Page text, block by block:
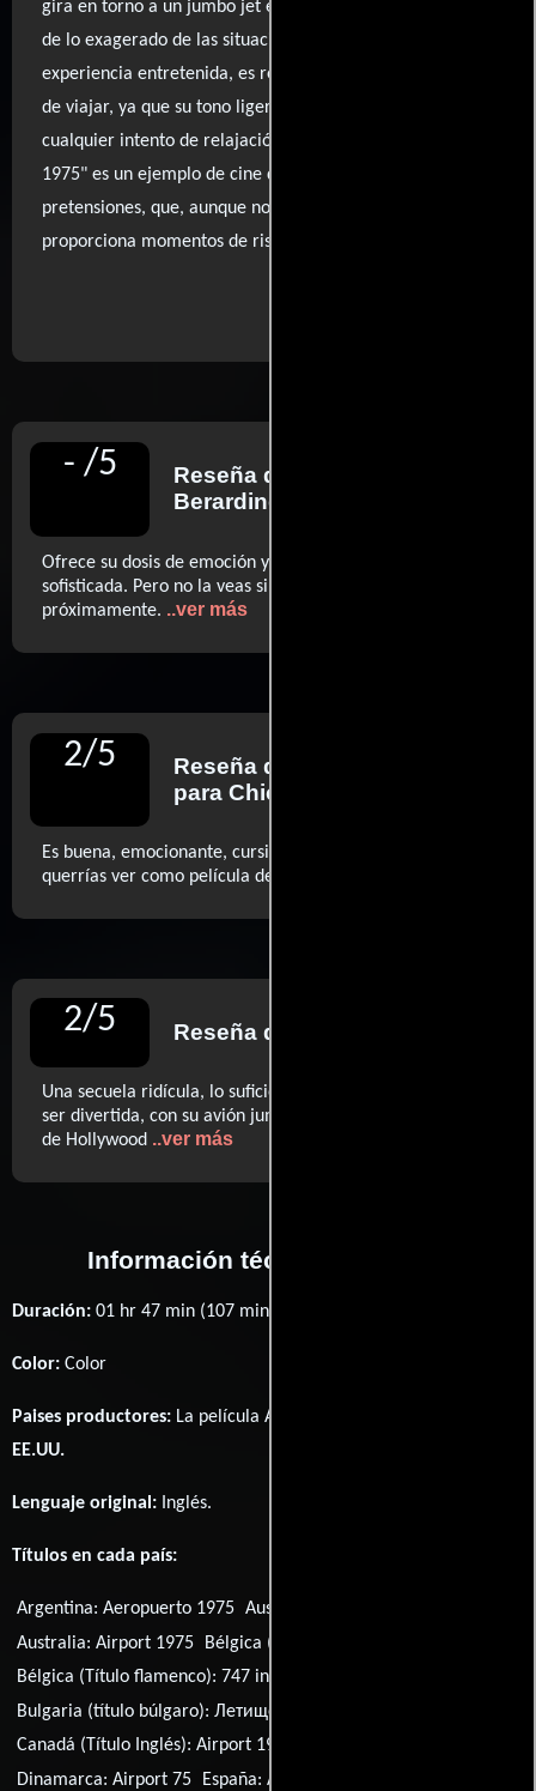
gira en torno a un jumbo jet en apuros, es difícil no reírse
de lo exagerado de las situaciones. Aunque es una
experiencia entretenida, es recomendable evitarla antes
de viajar, ya que su tono ligero y cursi puede arruinar
cualquier intento de relajación. En resumen, "Airport
1975" es un ejemplo de cine de entretenimiento sin
pretensiones, que, aunque no brilla por su calidad,
proporciona momentos de risa involuntaria.
- /5 Reseña de
Berardinelli
Ofrece su dosis de emoción y diversión hortera y poco
sofisticada. Pero no la veas si vas a viajar en avión
próximamente. ..ver más
2/5 Reseña de
para Chicago Sun-Times
Es buena, emocionante, cursi y el tipo de película que no
querrías ver como película de vuelo. (...)
2/5 Reseña de
Una secuela ridícula, lo suficientemente mala como para
ser divertida, con su avión jumbo repleto de celebridades
de Hollywood ..ver más
Información técnica y general
Duración: 01 hr 47 min (107 minutos) .
Color: Color
Paises productores: La película Airport 1975 fué producida en
EE.UU.
Lenguaje original: Inglés.
Títulos en cada país:
Argentina:Aeropuerto 1975 Austria:
Australia:Airport 1975 Bélgica (Título francés):
Bélgica (Título flamenco): 747 in nood
Bulgaria (título búlgaro):Летище 1975
Canadá (Título Inglés):Airport 1975
Dinamarca:Airport 75 España: Aeropuerto 75